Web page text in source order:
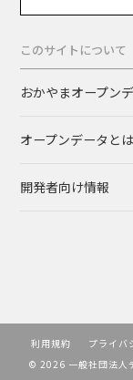
このサイトについて
おかやまオープン
オープンデータとは
開発者向け情報
利用規約
プライバ
© 2026 一般社団法人